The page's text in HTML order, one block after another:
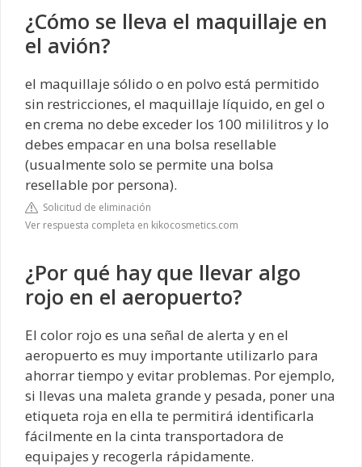
¿Cómo se lleva el maquillaje en
el avión?
el maquillaje sólido o en polvo está permitido
sin restricciones, el maquillaje líquido, en gel o
en crema no debe exceder los 100 mililitros y lo
debes empacar en una bolsa resellable
(usualmente solo se permite una bolsa
resellable por persona).
Solicitud de eliminación
Ver respuesta completa en kikocosmetics.com
¿Por qué hay que llevar algo
rojo en el aeropuerto?
El color rojo es una señal de alerta y en el
aeropuerto es muy importante utilizarlo para
ahorrar tiempo y evitar problemas. Por ejemplo,
si llevas una maleta grande y pesada, poner una
etiqueta roja en ella te permitirá identificarla
fácilmente en la cinta transportadora de
equipajes y recogerla rápidamente.